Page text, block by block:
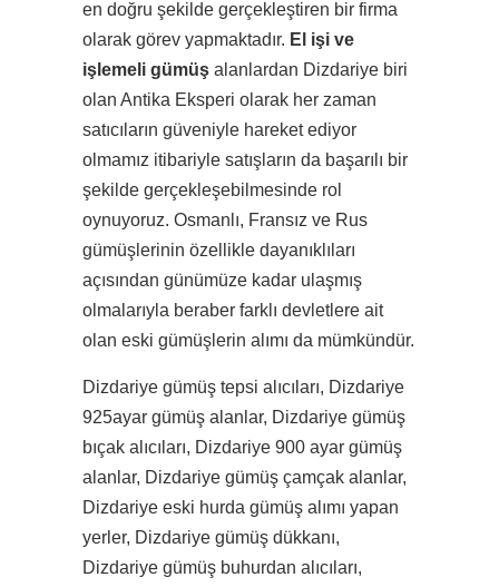
en doğru şekilde gerçekleştiren bir firma
olarak görev yapmaktadır. El işi ve
işlemeli gümüş alanlardan Dizdariye biri
olan Antika Eksperi olarak her zaman
satıcıların güveniyle hareket ediyor
olmamız itibariyle satışların da başarılı bir
şekilde gerçekleşebilmesinde rol
oynuyoruz. Osmanlı, Fransız ve Rus
gümüşlerinin özellikle dayanıklıları
açısından günümüze kadar ulaşmış
olmalarıyla beraber farklı devletlere ait
olan eski gümüşlerin alımı da mümkündür.
Dizdariye gümüş tepsi alıcıları, Dizdariye
925ayar gümüş alanlar, Dizdariye gümüş
bıçak alıcıları, Dizdariye 900 ayar gümüş
alanlar, Dizdariye gümüş çamçak alanlar,
Dizdariye eski hurda gümüş alımı yapan
yerler, Dizdariye gümüş dükkanı,
Dizdariye gümüş buhurdan alıcıları,